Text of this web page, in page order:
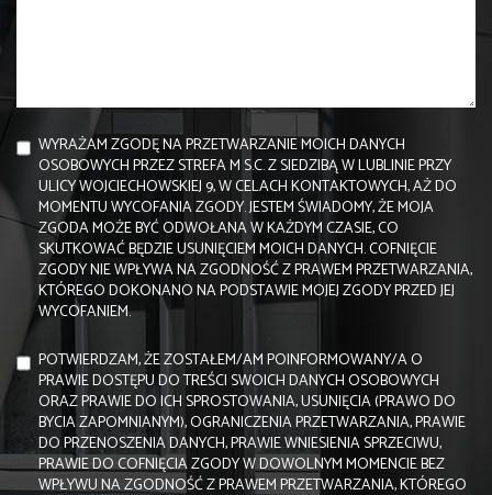
WYRAŻAM ZGODĘ NA PRZETWARZANIE MOICH DANYCH
OSOBOWYCH PRZEZ STREFA M S.C. Z SIEDZIBĄ W LUBLINIE PRZY
ULICY WOJCIECHOWSKIEJ 9, W CELACH KONTAKTOWYCH, AŻ DO
MOMENTU WYCOFANIA ZGODY. JESTEM ŚWIADOMY, ŻE MOJA
ZGODA MOŻE BYĆ ODWOŁANA W KAŻDYM CZASIE, CO
SKUTKOWAĆ BĘDZIE USUNIĘCIEM MOICH DANYCH. COFNIĘCIE
ZGODY NIE WPŁYWA NA ZGODNOŚĆ Z PRAWEM PRZETWARZANIA,
KTÓREGO DOKONANO NA PODSTAWIE MOJEJ ZGODY PRZED JEJ
WYCOFANIEM.
POTWIERDZAM, ŻE ZOSTAŁEM/AM POINFORMOWANY/A O
PRAWIE DOSTĘPU DO TREŚCI SWOICH DANYCH OSOBOWYCH
ORAZ PRAWIE DO ICH SPROSTOWANIA, USUNIĘCIA (PRAWO DO
BYCIA ZAPOMNIANYM), OGRANICZENIA PRZETWARZANIA, PRAWIE
DO PRZENOSZENIA DANYCH, PRAWIE WNIESIENIA SPRZECIWU,
PRAWIE DO COFNIĘCIA ZGODY W DOWOLNYM MOMENCIE BEZ
WPŁYWU NA ZGODNOŚĆ Z PRAWEM PRZETWARZANIA, KTÓREGO